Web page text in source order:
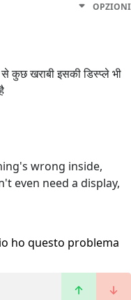
OPZIONI
कुछ खराबी इसकी डिस्प्ले भी
wrong inside,
even need a display,
ho questo problema